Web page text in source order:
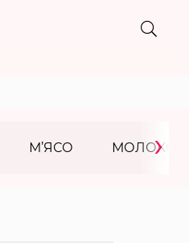
М’ЯСО МОЛОКО
›